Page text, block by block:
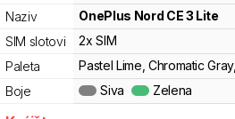
Naziv
OnePlus Nord CE 3 Lite
SIM slotovi
2x SIM
Paleta
Pastel Lime, Chromatic Gray,
Boje
Siva Zelena